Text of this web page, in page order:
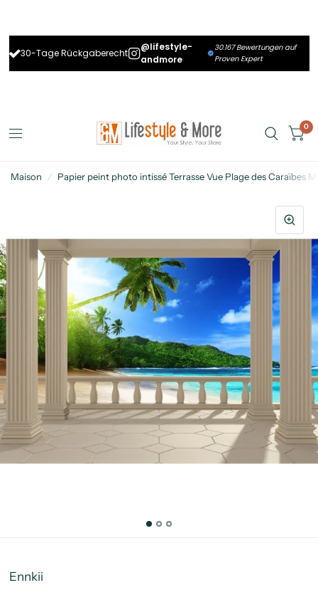
30-Tage Rückgaberecht
@lifestyle-
andmore
30.167 Bewertungen auf
Proven Expert
0
Maison / Papier peint photo intissé Terrasse Vue Plage des Caraïbes
Ennkii